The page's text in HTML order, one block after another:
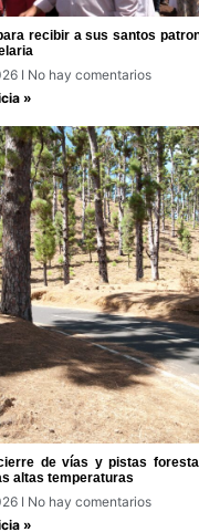
recibir a sus santos
No hay comentarios
»
de vías y pistas
altas temperaturas
No hay comentarios
»